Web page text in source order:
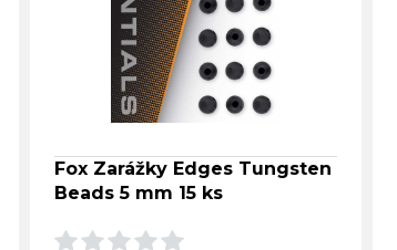
Fox Zarážky Edges Tungsten
Beads 5 mm 15 ks